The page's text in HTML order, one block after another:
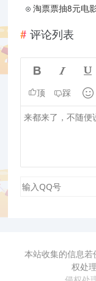
淘票票抽8元电
评论列表
  
顶 踩 
本站收集的信息
权处